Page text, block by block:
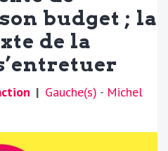
budget ; la
de la
| Gauche(s) - Michel